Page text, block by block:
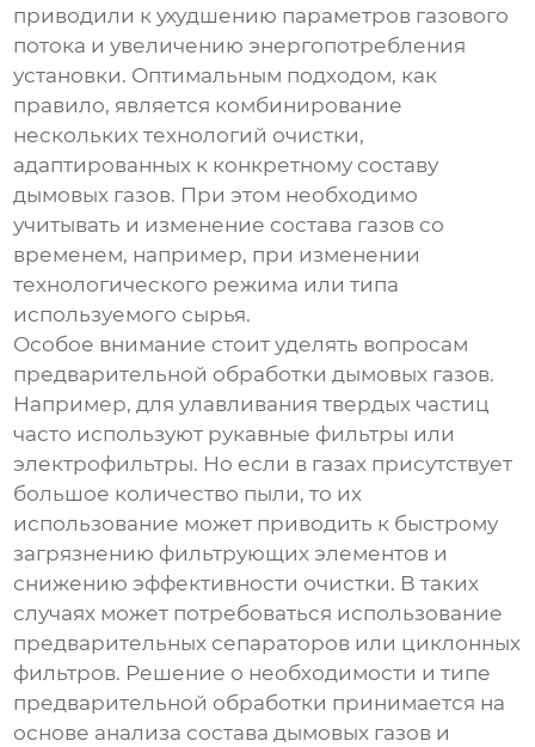
приводили к ухудшению параметров газового
потока и увеличению энергопотребления
установки. Оптимальным подходом, как
правило, является комбинирование
нескольких технологий очистки,
адаптированных к конкретному составу
дымовых газов. При этом необходимо
учитывать и изменение состава газов со
временем, например, при изменении
технологического режима или типа
используемого сырья.
Особое внимание стоит уделять вопросам
предварительной обработки дымовых газов.
Например, для улавливания твердых частиц
часто используют рукавные фильтры или
электрофильтры. Но если в газах присутствует
большое количество пыли, то их
использование может приводить к быстрому
загрязнению фильтрующих элементов и
снижению эффективности очистки. В таких
случаях может потребоваться использование
предварительных сепараторов или циклонных
фильтров. Решение о необходимости и типе
предварительной обработки принимается на
основе анализа состава дымовых газов и